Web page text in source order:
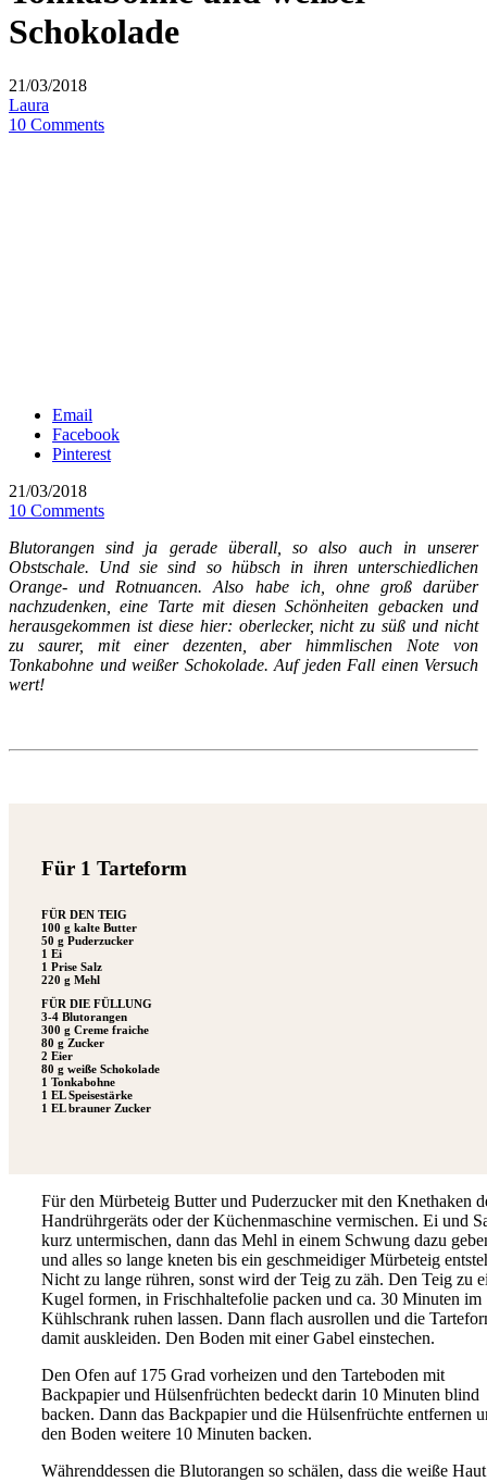
Schokolade
21/03/2018
Laura
10 Comments
Email
Facebook
Pinterest
21/03/2018
10 Comments
Blutorangen sind ja gerade überall, so also auch in unserer
Obstschale. Und sie sind so hübsch in ihren unterschiedlichen
Orange- und Rotnuancen. Also habe ich, ohne groß darüber
nachzudenken, eine Tarte mit diesen Schönheiten gebacken und
herausgekommen ist diese hier: oberlecker, nicht zu süß und nicht
zu saurer, mit einer dezenten, aber himmlischen Note von
Tonkabohne und weißer Schokolade. Auf jeden Fall einen Versuch
wert!
Für 1 Tarteform
FÜR DEN TEIG
100 g kalte Butter
50 g Puderzucker
1 Ei
1 Prise Salz
220 g Mehl
FÜR DIE FÜLLUNG
3-4 Blutorangen
300 g Creme fraiche
80 g Zucker
2 Eier
80 g weiße Schokolade
1 Tonkabohne
1 EL Speisestärke
1 EL brauner Zucker
Für den Mürbeteig Butter und Puderzucker mit den Knethaken
Handrührgeräts oder der Küchenmaschine vermischen. Ei und
kurz untermischen, dann das Mehl in einem Schwung dazu
und alles so lange kneten bis ein geschmeidiger Mürbeteig
Nicht zu lange rühren, sonst wird der Teig zu zäh. Den Teig zu
Kugel formen, in Frischhaltefolie packen und ca. 30 Minuten im
Kühlschrank ruhen lassen. Dann flach ausrollen und die
damit auskleiden. Den Boden mit einer Gabel einstechen.
Den Ofen auf 175 Grad vorheizen und den Tarteboden mit
Backpapier und Hülsenfrüchten bedeckt darin 10 Minuten blind
backen. Dann das Backpapier und die Hülsenfrüchte entfernen
den Boden weitere 10 Minuten backen.
Währenddessen die Blutorangen so schälen, dass die weiße Haut